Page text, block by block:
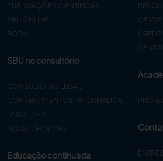
PUBLICAÇÕES CIENTÍFICAS
SBU ONLINE
BODAU
SBU no consultório
CONSULTÓRIO LEGAL
CONSENTIMENTOS INFORMADOS
LINKS ÚTEIS
NOTAS TÉCNICAS
Educação continuada ENTRE